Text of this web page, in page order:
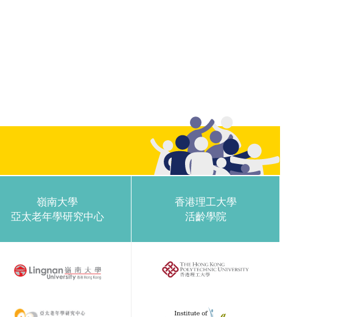
嶺南大學
亞太老年學研究中心
香港理工大學
活齡學院